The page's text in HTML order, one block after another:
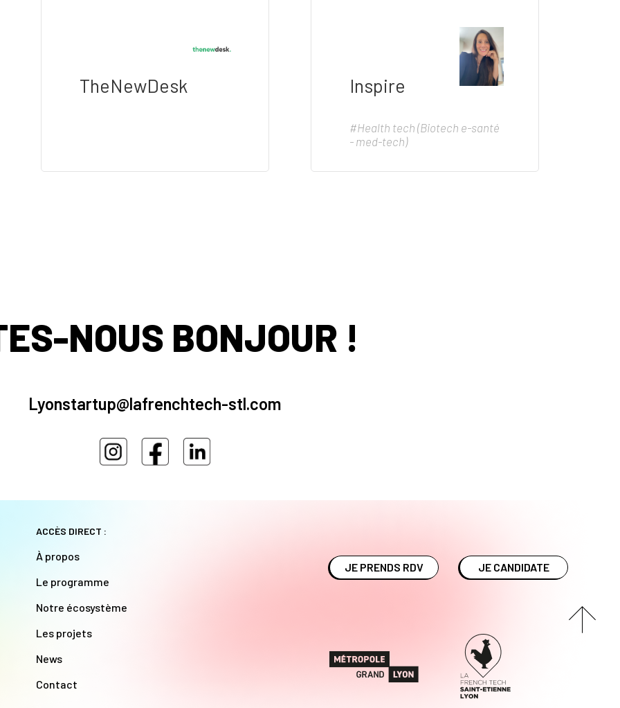
TheNewDesk Inspire
#Health tech (Biotech e-santé
- med-tech)
NOUS BONJOUR !
Lyonstartup@lafrenchtech-stl.com
ACCÈS DIRECT :
À propos
Le programme
Notre écosystème
Les projets
News
Contact
JE PRENDS RDV JE CANDIDATE